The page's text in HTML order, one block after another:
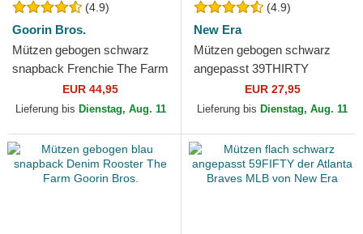
(4.9)
Goorin Bros.
Mützen gebogen schwarz
snapback Frenchie The Farm
Goorin Bros.EUR 44,95
Lieferung bis Dienstag, Aug. 11
(4.9)
New Era
Mützen gebogen schwarz
angepasst 39THIRTY
Essential der Los Angeles
Dodgers MLB von New Era
EUR 27,95
Lieferung bis Dienstag, Aug. 11